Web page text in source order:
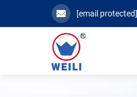
[email protected]